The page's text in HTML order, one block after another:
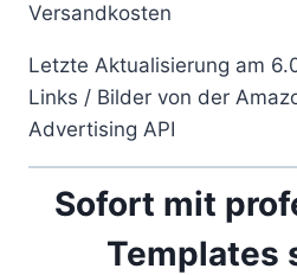
Versandkosten
Letzte Aktualisierung am
Links / Bilder von der
Advertising API
Sofort mit
Templates